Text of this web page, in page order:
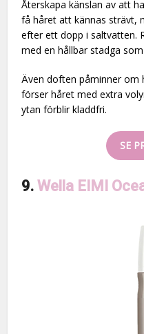
Återskapa känslan av att
få håret att kännas strävt,
efter ett dopp i saltvatten.
med en hållbar stadga
Även doften påminner om
förser håret med extra
ytan förblir kladdfri.
SE
9.Wella EIMI